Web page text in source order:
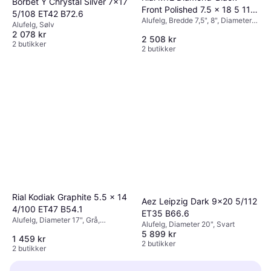
5/108 ET42 B72.6
Alufelg, Sølv
2 078 kr
2 butikker
Front Polished 7.5 x 18 5 112
ET49
Alufelg, Bredde 7,5", 8", Diameter
2 508 kr
2 butikker
Rial Kodiak Graphite 5.5 x 14
4/100 ET47 B54.1
Alufelg, Diameter 17", Grå,
1 459 kr
2 butikker
Aez Leipzig Dark 9x20 5/112
ET35 B66.6
Alufelg, Diameter 20", Svart
5 899 kr
2 butikker